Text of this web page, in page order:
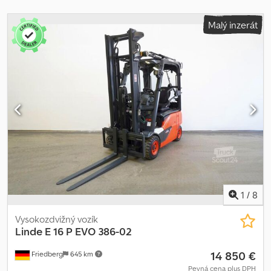
Malý inzerát
1 / 8
Friedberg 645 km
Vysokozdvižný vozík
Linde E 16 P EVO 386-02
14 850 €
Pevná cena plus DPH